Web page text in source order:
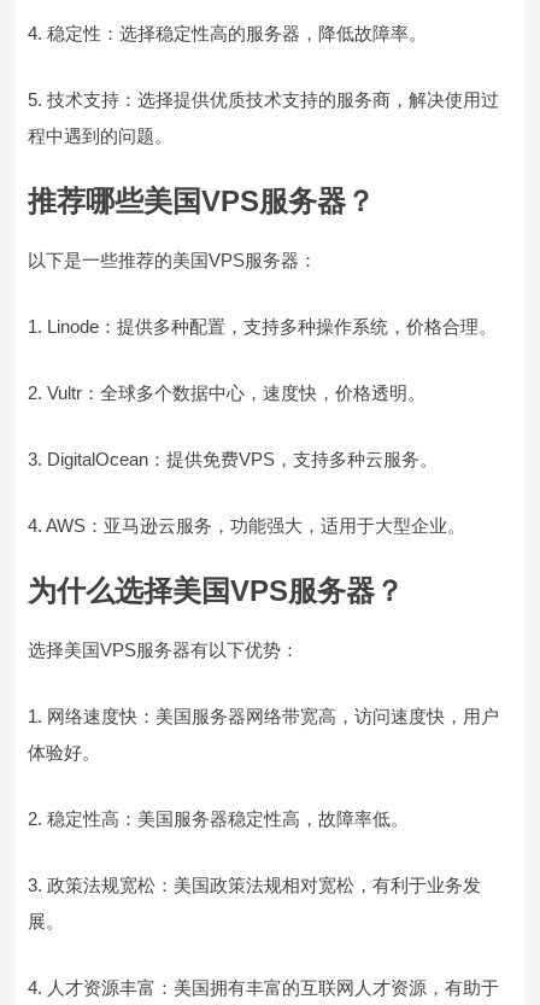
4. 稳定性：选择稳定性高的服务器，降低故障率。
5. 技术支持：选择提供优质技术支持的服务商，解决使用过
程中遇到的问题。
推荐哪些美国VPS服务器？
以下是一些推荐的美国VPS服务器：
1. Linode：提供多种配置，支持多种操作系统，价格合理。
2. Vultr：全球多个数据中心，速度快，价格透明。
3. DigitalOcean：提供免费VPS，支持多种云服务。
4. AWS：亚马逊云服务，功能强大，适用于大型企业。
为什么选择美国VPS服务器？
选择美国VPS服务器有以下优势：
1. 网络速度快：美国服务器网络带宽高，访问速度快，用户
体验好。
2. 稳定性高：美国服务器稳定性高，故障率低。
3. 政策法规宽松：美国政策法规相对宽松，有利于业务发
展。
4. 人才资源丰富：美国拥有丰富的互联网人才资源，有助于